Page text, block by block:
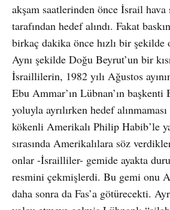
akşam saatlerinden önce İsrail hava
tarafından hedef alındı. Fakat
birkaç dakika önce hızlı bir şekilde
Aynı şekilde Doğu Beyrut’un bir
İsraillilerin, 1982 yılı Ağustos
Ebu Ammar’ın Lübnan’ın başkenti
yoluyla ayrılırken hedef
kökenli Amerikalı Philip Habib’le
sırasında Amerikalılara söz
onlar -İsrailliler- gemide ayakta
resmini çekmişlerdi. Bu gemi onu
daha sonra da Fas’a götürecekti.